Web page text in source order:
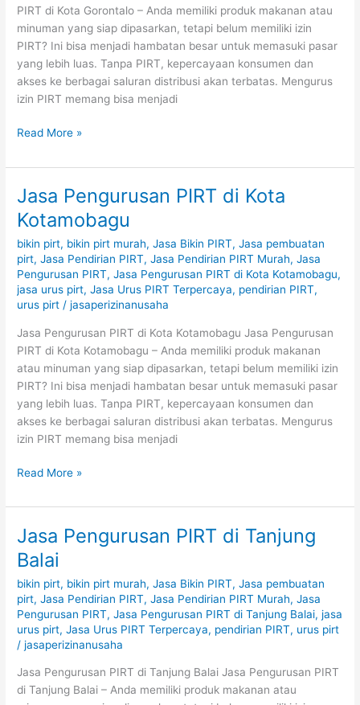
PIRT di Kota Gorontalo – Anda memiliki produk makanan atau
minuman yang siap dipasarkan, tetapi belum memiliki izin
PIRT? Ini bisa menjadi hambatan besar untuk memasuki pasar
yang lebih luas. Tanpa PIRT, kepercayaan konsumen dan
akses ke berbagai saluran distribusi akan terbatas. Mengurus
izin PIRT memang bisa menjadi
Read More »
Jasa Pengurusan PIRT di Kota
Kotamobagu
bikin pirt, bikin pirt murah,Jasa Bikin PIRT,Jasa pembuatan
pirt,Jasa Pendirian PIRT,Jasa Pendirian PIRT Murah,Jasa
Pengurusan PIRT,Jasa Pengurusan PIRT di Kota Kotamobagu,
jasa urus pirt,Jasa Urus PIRT Terpercaya, pendirian PIRT,
urus pirt /jasaperizinanusaha
Jasa Pengurusan PIRT di Kota Kotamobagu Jasa Pengurusan
PIRT di Kota Kotamobagu – Anda memiliki produk makanan
atau minuman yang siap dipasarkan, tetapi belum memiliki izin
PIRT? Ini bisa menjadi hambatan besar untuk memasuki pasar
yang lebih luas. Tanpa PIRT, kepercayaan konsumen dan
akses ke berbagai saluran distribusi akan terbatas. Mengurus
izin PIRT memang bisa menjadi
Jasa
Pengurusan
PIRT
di
Kota
Kotamobagu
Read More »
Jasa Pengurusan PIRT di Tanjung
Balai
bikin pirt, bikin pirt murah,Jasa Bikin PIRT,Jasa pembuatan
pirt,Jasa Pendirian PIRT,Jasa Pendirian PIRT Murah,Jasa
Pengurusan PIRT,Jasa Pengurusan PIRT di Tanjung Balai,jasa
urus pirt,Jasa Urus PIRT Terpercaya, pendirian PIRT, urus pirt
/jasaperizinanusaha
Jasa Pengurusan PIRT di Tanjung Balai Jasa Pengurusan PIRT
di Tanjung Balai – Anda memiliki produk makanan atau
Jasa
Pengurusan
PIRT
di
Tanjung
Balai